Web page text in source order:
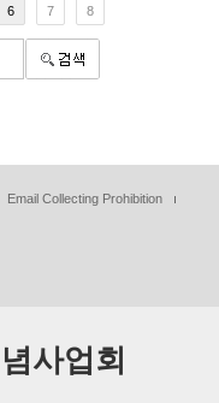
6 7 8
Email Collecting Prohibition
사업회